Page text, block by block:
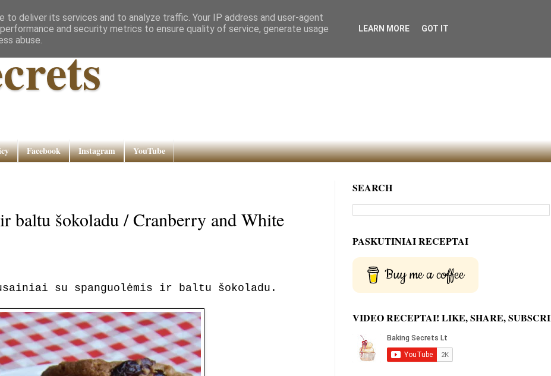
Facebook Instagram YouTube
baltu šokoladu / Cranberry and White
su spanguolėmis ir baltu šokoladu.
SEARCH
PASKUTINIAI RECEPTAI
Buy me a coffee
VIDEO RECEPTAI! LIKE, SHARE,
to deliver its services and to analyze traffic. Your IP address and user-agent
and security metrics to ensure quality of service, generate usage
abuse.
LEARN MORE GOT IT